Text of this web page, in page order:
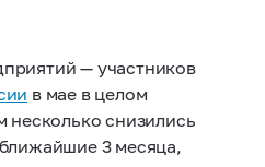
— участников
в мае в целом
несколько снизились
3 месяца,